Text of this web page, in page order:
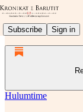
Subscribe Sign in
Hulumtime